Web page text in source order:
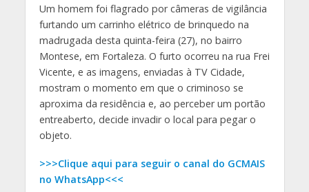
Um homem foi flagrado por câmeras de vigilância
furtando um carrinho elétrico de brinquedo na
madrugada desta quinta-feira (27), no bairro
Montese, em Fortaleza. O furto ocorreu na rua Frei
Vicente, e as imagens, enviadas à TV Cidade,
mostram o momento em que o criminoso se
aproxima da residência e, ao perceber um portão
entreaberto, decide invadir o local para pegar o
objeto.
>>>Clique aqui para seguir o canal do GCMAIS
no WhatsApp<<<